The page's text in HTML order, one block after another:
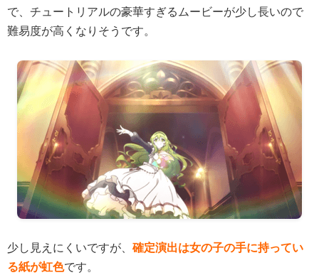
で、チュートリアルの豪華すぎるムービーが少し長いので
難易度が高くなりそうです。
少し見えにくいですが、 確定演出は女の子の手に持ってい
る紙が虹色です。